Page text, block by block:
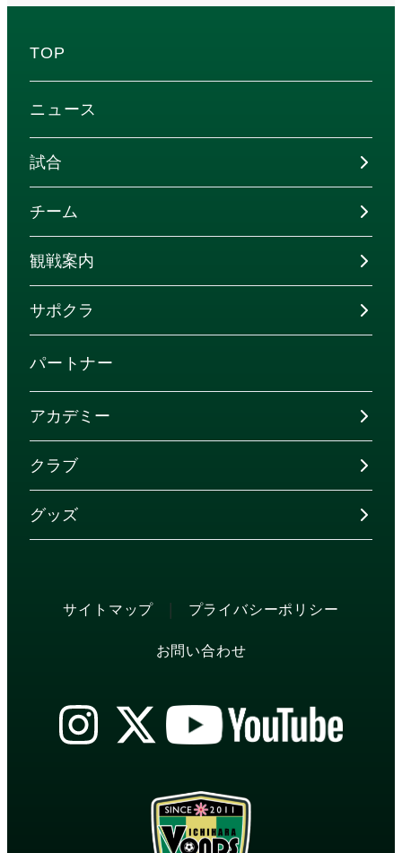
TOP
ニュース
試合
チーム
観戦案内
サポクラ
パートナー
アカデミー
クラブ
グッズ
サイトマップ | プライバシーポリシー
お問い合わせ